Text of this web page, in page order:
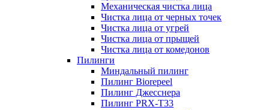
Механическая чистка лица
Чистка лица от черных точек
Чистка лица от угрей
Чистка лица от прыщей
Чистка лица от комедонов
Пилинги
Миндальный пилинг
Пилинг Biorepeel
Пилинг Джесснера
Пилинг PRX-T33